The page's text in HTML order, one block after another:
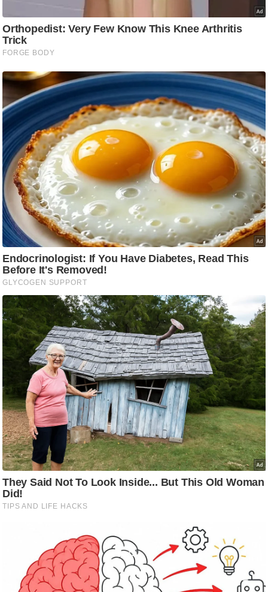
ली
वु
ड
हॉ
ली
वु
फि
ल्म
स
मी
क्षा
B
r
e
a
k
i
n
g
N
e
s
ला
इ
फ
स्टा
इ
ल
टे
टी